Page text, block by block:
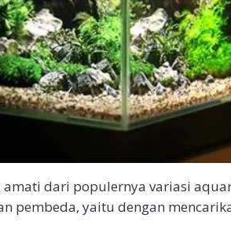
dari populernya variasi
pembeda, yaitu dengan